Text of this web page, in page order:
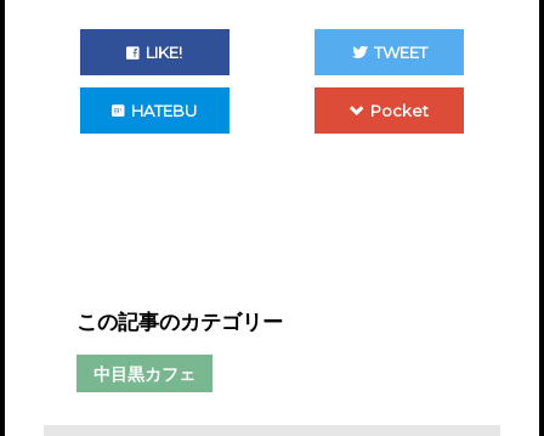
LIKE! TWEET
HATEBU Pocket
この記事のカテゴリー
中目黒カフェ